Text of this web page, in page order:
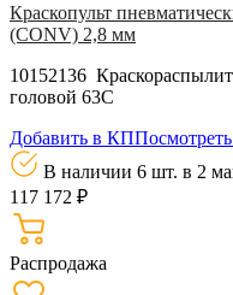
Краскопульт
(CONV) 2,8 мм
10152136
головой 63С
Добавить в КП
В наличии 6 шт. в 2
117 172 ₽
Распродажа